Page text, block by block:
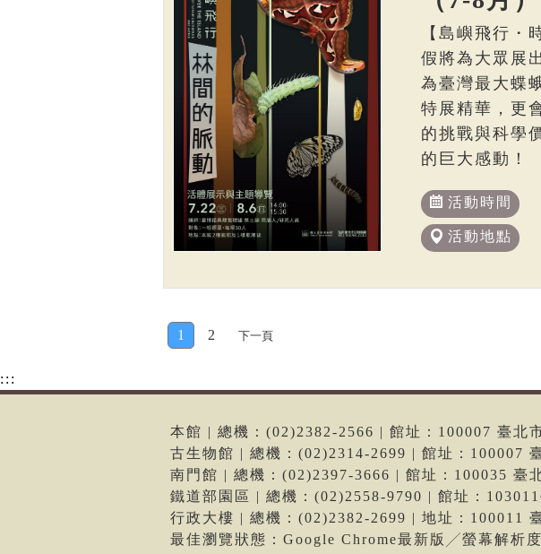
【島嶼飛行
假將為大眾展
為臺灣最大蝶
特展精華，更
的挑戰與科學
的巨大感動！
活動時間
活動地點
1 2 下一頁
:::
本館 | 總機：(02)2382-2566 | 館址：100007 臺北
古生物館 | 總機：(02)2314-2699 | 館址：100007
南門館 | 總機：(02)2397-3666 | 館址：100035 臺
鐵道部園區 | 總機：(02)2558-9790 | 館址：
行政大樓 | 總機：(02)2382-2699 | 地址：100011
最佳瀏覽狀態：Google Chrome最新版╱螢幕解析